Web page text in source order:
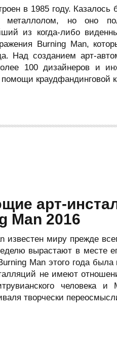
в 1985 году.
но оно
из когда-либо
Burning Man,
Над созданием арт-
100 дизайнеров и
краудфандинговой
арт-
Man 2016
известен миру прежде
вырастают в месте
Man этого года
не имеют
человека
творчески